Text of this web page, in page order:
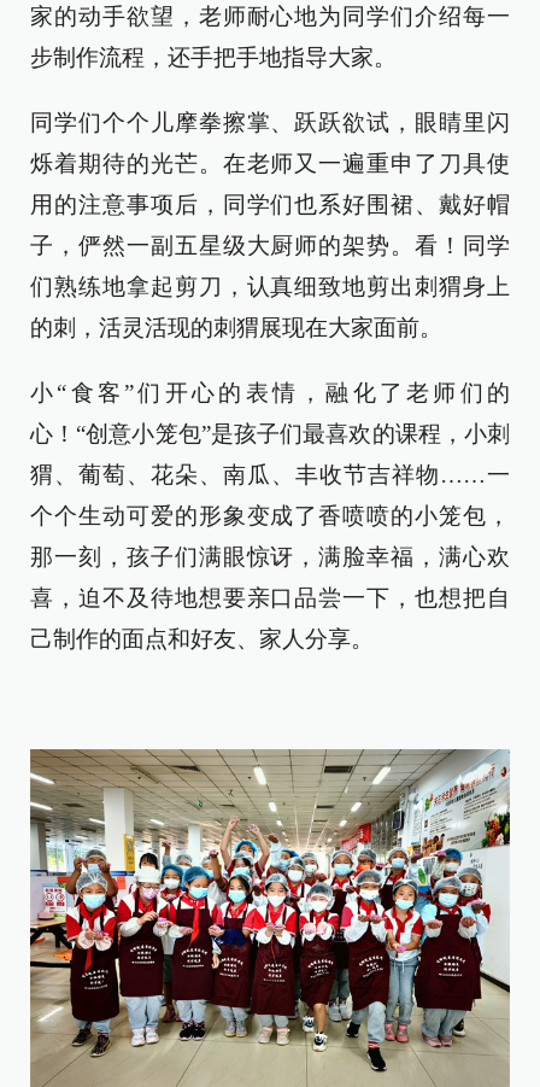
家的动手欲望，老师耐心地为同学们介绍每一
步制作流程，还手把手地指导大家。
同学们个个儿摩拳擦掌、跃跃欲试，眼睛里闪
烁着期待的光芒。在老师又一遍重申了刀具使
用的注意事项后，同学们也系好围裙、戴好帽
子，俨然一副五星级大厨师的架势。看！同学
们熟练地拿起剪刀，认真细致地剪出刺猬身上
的刺，活灵活现的刺猬展现在大家面前。
小“食客”们开心的表情，融化了老师们的
心！“创意小笼包”是孩子们最喜欢的课程，小刺
猬、葡萄、花朵、南瓜、丰收节吉祥物……一
个个生动可爱的形象变成了香喷喷的小笼包，
那一刻，孩子们满眼惊讶，满脸幸福，满心欢
喜，迫不及待地想要亲口品尝一下，也想把自
己制作的面点和好友、家人分享。